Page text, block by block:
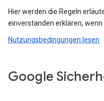
Hier werden die Regeln
einverstanden erklären, wenn
Nutzungsbedingungen lesen
Google